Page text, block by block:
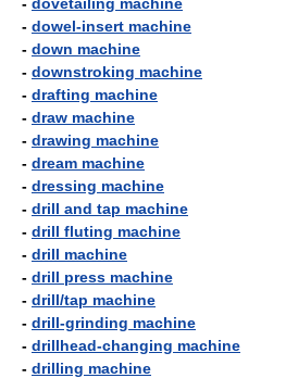
- dowel-insert machine
- down machine
- downstroking machine
- drafting machine
- draw machine
- drawing machine
- dream machine
- dressing machine
- drill and tap machine
- drill fluting machine
- drill machine
- drill press machine
- drill/tap machine
- drill-grinding machine
- drillhead-changing machine
- drilling machine